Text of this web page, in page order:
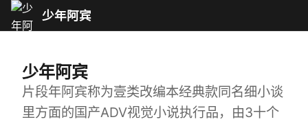
少年阿宾
少年阿宾
片段年阿宾称为壹类改编本经典款同名细小谈
里方面的国产ADV视觉小说执行品，由3十个